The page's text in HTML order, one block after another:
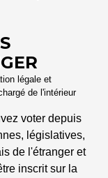
légale et
de l'intérieur
voter depuis
législatives,
de l'étranger et
inscrit sur la